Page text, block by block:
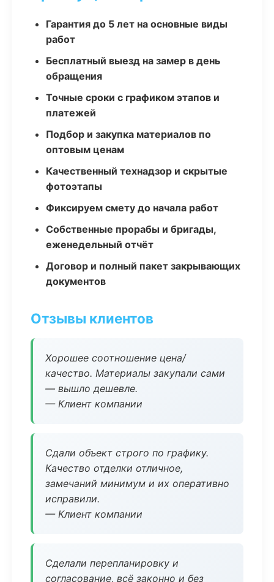
Гарантия до 5 лет на основные виды
работ
Бесплатный выезд на замер в день
обращения
Точные сроки с графиком этапов и
платежей
Подбор и закупка материалов по
оптовым ценам
Качественный технадзор и скрытые
фотоэтапы
Фиксируем смету до начала работ
Собственные прорабы и бригады,
еженедельный отчёт
Договор и полный пакет закрывающих
документов
Отзывы клиентов
Хорошее соотношение цена/
качество. Материалы закупали сами
— вышло дешевле.
— Клиент компании
Сдали объект строго по графику.
Качество отделки отличное,
замечаний минимум и их оперативно
исправили.
— Клиент компании
Сделали перепланировку и
согласование, всё законно и без